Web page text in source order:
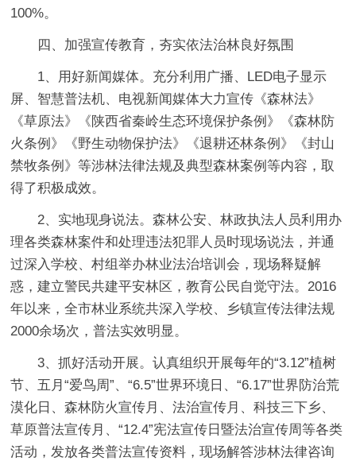
100%。
四、加强宣传教育，夯实依法治林良好氛围
1、用好新闻媒体。充分利用广播、LED电子显示
屏、智慧普法机、电视新闻媒体大力宣传《森林法》
《草原法》《陕西省秦岭生态环境保护条例》《森林防
火条例》《野生动物保护法》《退耕还林条例》《封山
禁牧条例》等涉林法律法规及典型森林案例等内容，取
得了积极成效。
2、实地现身说法。森林公安、林政执法人员利用办
理各类森林案件和处理违法犯罪人员时现场说法，并通
过深入学校、村组举办林业法治培训会，现场释疑解
惑，建立警民共建平安林区，教育公民自觉守法。2016
年以来，全市林业系统共深入学校、乡镇宣传法律法规
2000余场次，普法实效明显。
3、抓好活动开展。认真组织开展每年的“3.12”植树
节、五月“爱鸟周”、“6.5”世界环境日、“6.17”世界防治荒
漠化日、森林防火宣传月、法治宣传月、科技三下乡、
草原普法宣传月、“12.4”宪法宣传日暨法治宣传周等各类
活动，发放各类普法宣传资料，现场解答涉林法律咨询